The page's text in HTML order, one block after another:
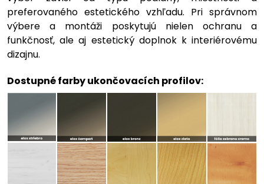
preferovaného estetického vzhľadu. Pri správnom
výbere a montáži poskytujú nielen ochranu a
funkčnosť, ale aj estetický doplnok k interiérovému
dizajnu.
Dostupné farby ukončovacích profilov: